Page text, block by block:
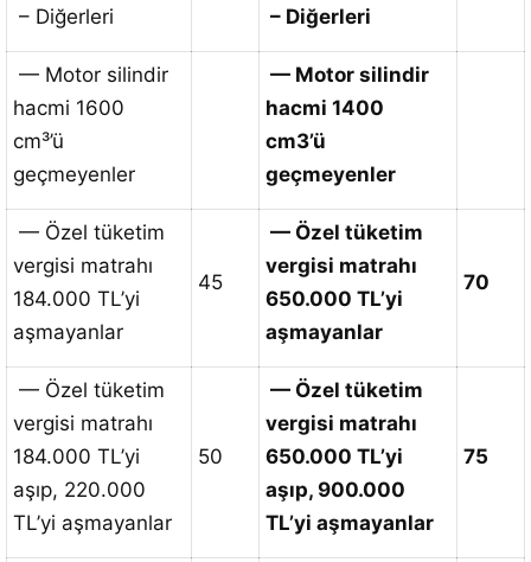
– Diğerleri – Diğerleri
— Motor silindir
hacmi 1600
cm³’ü
geçmeyenler
— Motor silindir
hacmi 1400
cm3’ü
geçmeyenler
— Özel tüketim
vergisi matrahı
184.000 TL’yi
aşmayanlar
45
— Özel tüketim
vergisi matrahı
650.000 TL’yi
aşmayanlar
70
— Özel tüketim
vergisi matrahı
184.000 TL’yi
aşıp, 220.000
TL’yi aşmayanlar
50
— Özel tüketim
vergisi matrahı
650.000 TL’yi
aşıp, 900.000
TL’yi aşmayanlar
75